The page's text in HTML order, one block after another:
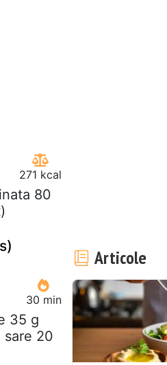
271 kcal
80
30 min
35 g
sare 20
Articole